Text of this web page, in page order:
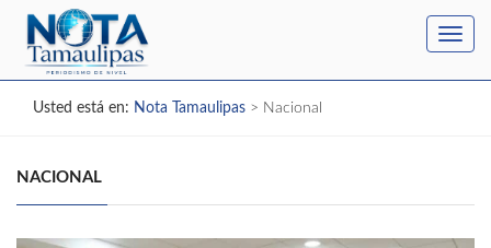
Usted está en: Nota Tamaulipas > Nacional
NACIONAL